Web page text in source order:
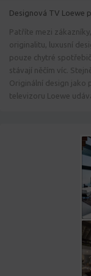
Designová TV Loewe
Patříte mezi
originalitu, luxusní
pouze chytré
stávají něčím víc.
Originální design jako
televizoru Loewe